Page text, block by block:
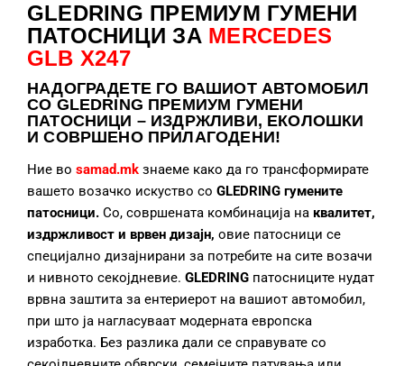
GLEDRING ПРЕМИУМ ГУМЕНИ
ПАТОСНИЦИ ЗА MERCEDES
GLB X247
НАДОГРАДЕТЕГО ВАШИОТ АВТОМОБИЛ
СО GLEDRING ПРЕМИУМ ГУМЕНИ
ПАТОСНИЦИ – ИЗДРЖЛИВИ, ЕКОЛОШКИ
И СОВРШЕНО ПРИЛАГОДЕНИ!
Ние во samad.mk знаеме како да го трансформирате
вашето возачко искуство со GLEDRING гумените
патосници. Со, совршената комбинација на квалитет,
издржливост и врвен дизајн, овие патосници се
специјално дизајнирани за потребите на сите возачи
и нивното секојдневие. GLEDRING патосниците нудат
врвна заштита за ентериерот на вашиот автомобил,
при што ја нагласуваат модерната европска
изработка. Без разлика дали се справувате со